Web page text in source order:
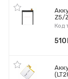
Z5/
Код
510